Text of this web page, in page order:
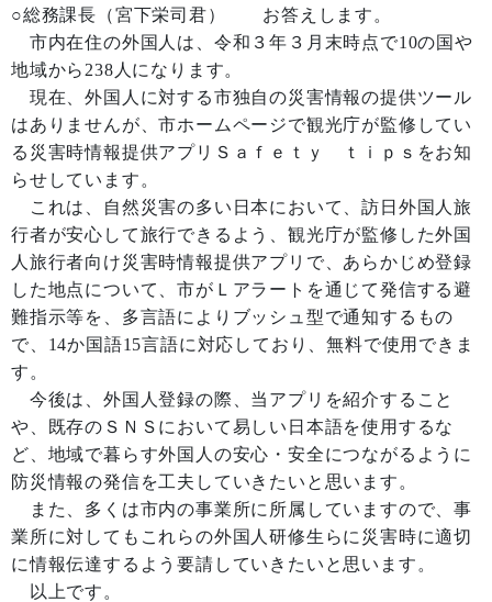
○総務課長（宮下栄司君） お答えします。
市内在住の外国人は、令和３年３月末時点で10の国や
地域から238人になります。
現在、外国人に対する市独自の災害情報の提供ツール
はありませんが、市ホームページで観光庁が監修してい
る災害時情報提供アプリＳａｆｅｔｙ ｔｉｐｓをお知
らせしています。
これは、自然災害の多い日本において、訪日外国人旅
行者が安心して旅行できるよう、観光庁が監修した外国
人旅行者向け災害時情報提供アプリで、あらかじめ登録
した地点について、市がＬアラートを通じて発信する避
難指示等を、多言語によりブッシュ型で通知するもの
で、14か国語15言語に対応しており、無料で使用できま
す。
今後は、外国人登録の際、当アプリを紹介すること
や、既存のＳＮＳにおいて易しい日本語を使用するな
ど、地域で暮らす外国人の安心・安全につながるように
防災情報の発信を工夫していきたいと思います。
また、多くは市内の事業所に所属していますので、事
業所に対してもこれらの外国人研修生らに災害時に適切
に情報伝達するよう要請していきたいと思います。
以上です。